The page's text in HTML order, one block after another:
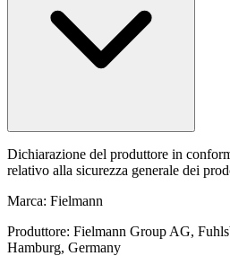
Dichiarazione del produttore in
relativo alla sicurezza generale dei
Marca: Fielmann
Produttore: Fielmann Group AG,
Hamburg, Germany